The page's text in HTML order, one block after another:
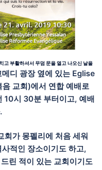
디 광장 옆에 있는 Eglise
교회)에서 연합 예배로
10시 30분 부터이고, 예배
회가 몽펠리에 처음 세워
적인 장소이기도 하고,
린 적이 있는 교회이기도